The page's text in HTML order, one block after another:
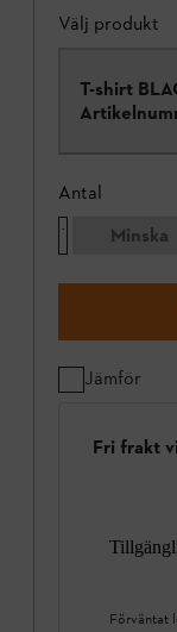
Välj produkt
T-shirt
Antal
Minska
Jämför
Fri frakt
Förväntat